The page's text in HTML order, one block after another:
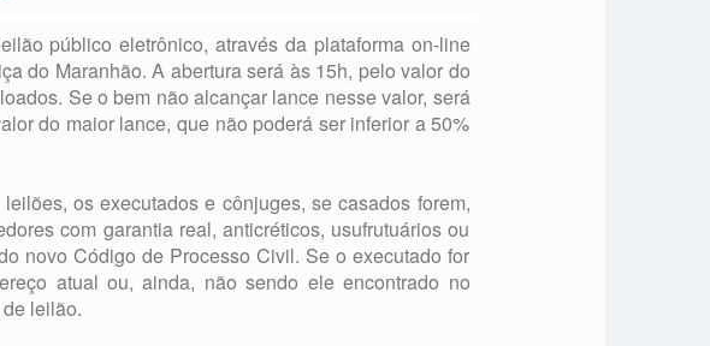
público eletrônico, através da plataforma on-line
do Maranhão. A abertura será às 15h, pelo valor do
Se o bem não alcançar lance nesse valor, será
do maior lance, que não poderá ser inferior a 50%
os executados e cônjuges, se casados forem,
com garantia real, anticréticos, usufrutuários ou
novo Código de Processo Civil. Se o executado for
atual ou, ainda, não sendo ele encontrado no
leilão.